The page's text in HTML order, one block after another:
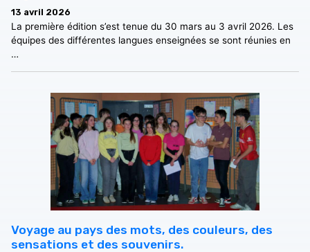
13 avril 2026
La première édition s’est tenue du 30 mars au 3 avril 2026. Les
équipes des différentes langues enseignées se sont réunies en
…
Voyage au pays des mots, des couleurs, des
sensations et des souvenirs.